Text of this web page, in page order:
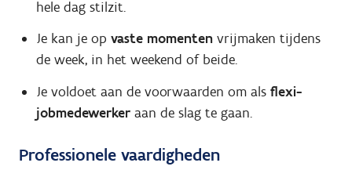
hele dag stilzit.
Je kan je op vaste momentenvrijmaken tijdens
de week, in het weekend of beide.
Je voldoet aan de voorwaarden om als flexi-
jobmedewerkeraan de slag te gaan.
Professionele vaardigheden